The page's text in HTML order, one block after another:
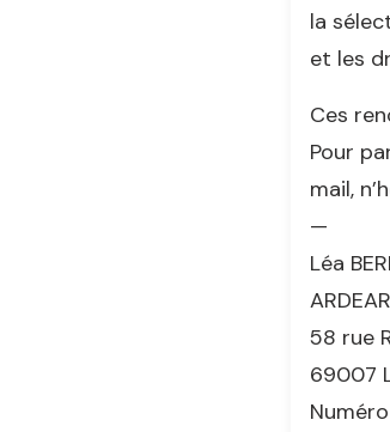
la
et les
Ces
Pour
mail,
—
Léa
58 rue
69007